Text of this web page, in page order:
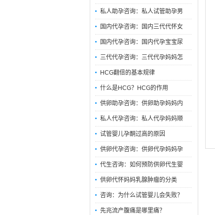
私人助孕咨询：私人试管助孕男
国内代孕咨询：国内三代代怀女
国内代孕咨询：国内代孕宝宝尿
三代代孕咨询：三代代孕妈妈怎
HCG翻倍的基本规律
什么是HCG？HCG的作用
供卵助孕咨询：供卵助孕妈妈内
私人代孕咨询：私人代孕妈妈顺
试管婴儿孕酮过高的原因
供卵代孕咨询：供卵代孕妈妈孕
代生咨询：如何预防供卵代生婴
供卵代怀妈妈乳腺肿瘤的分类
咨询：为什么试管婴儿会失败？
先兆流产腹痛是哪里痛？